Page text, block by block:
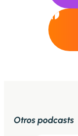
Otros podcasts